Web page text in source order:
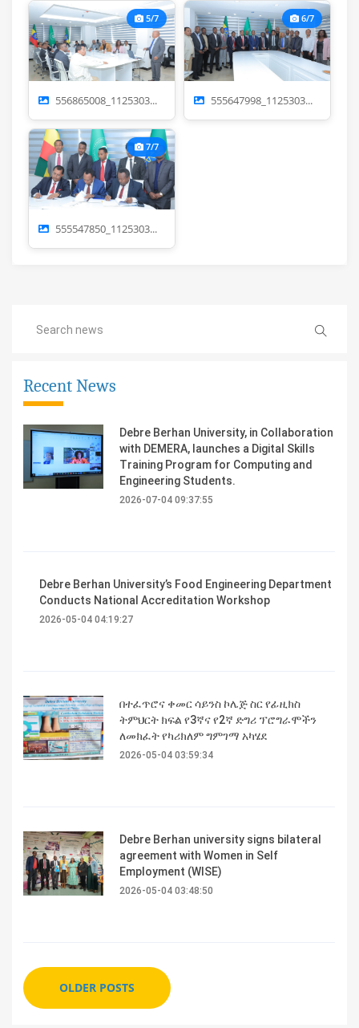
556865008_1125303...
5/7
555647998_1125303...
6/7
555547850_1125303...
7/7
Recent News
Debre Berhan University, in Collaboration
with DEMERA, launches a Digital Skills
Training Program for Computing and
Engineering Students.
2026-07-04 09:37:55
Debre Berhan University’s Food Engineering Department
Conducts National Accreditation Workshop
2026-05-04 04:19:27
በተፈጥሮና ቀመር ሳይንስ ኮሌጅ ስር የፊዚክስ
ትምህርት ክፍል የ3ኛና የ2ኛ ድግሪ ፕሮግራሞችን
ለመክፈት የካሪክለም ግምገማ አካሄደ
2026-05-04 03:59:34
Debre Berhan university signs bilateral
agreement with Women in Self
Employment (WISE)
2026-05-04 03:48:50
OLDER POSTS